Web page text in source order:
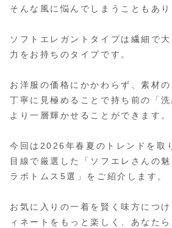
そんな風に悩んでしまうこともあり
ソフトエレガントタイプは繊細で
力をお持ちのタイプです。
お洋服の価格にかかわらず、素材
丁寧に見極めることで持ち前の「
より一層輝かせることができます。
今回は2026年春夏のトレンドを取
目線で厳選した「ソフエレさんの
ラボトムス5選」をご紹介します。
お気に入りの一着を賢く味方につ
ィネートをもっと楽しく、あなた